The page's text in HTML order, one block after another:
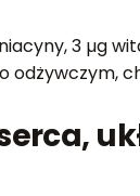
3 µg
odżywczym,